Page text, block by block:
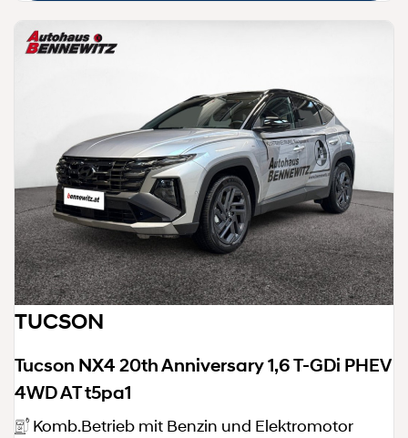
TUCSON
Tucson NX4 20th Anniversary 1,6 T-GDi PHEV
4WD AT t5pa1
Komb.Betrieb mit Benzin und Elektromotor